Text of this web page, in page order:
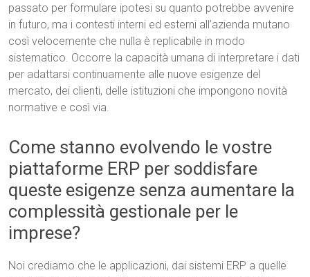
passato per formulare ipotesi su quanto potrebbe avvenire
in futuro, ma i contesti interni ed esterni all’azienda mutano
così velocemente che nulla è replicabile in modo
sistematico. Occorre la capacità umana di interpretare i dati
per adattarsi continuamente alle nuove esigenze del
mercato, dei clienti, delle istituzioni che impongono novità
normative e così via.
Come stanno evolvendo le vostre
piattaforme ERP per soddisfare
queste esigenze senza aumentare la
complessità gestionale per le
imprese?
Noi crediamo che le applicazioni, dai sistemi ERP a quelle